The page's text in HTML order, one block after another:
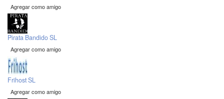
Agregar como amigo
Pirata Bandido SL
Agregar como amigo
Frihost SL
Agregar como amigo